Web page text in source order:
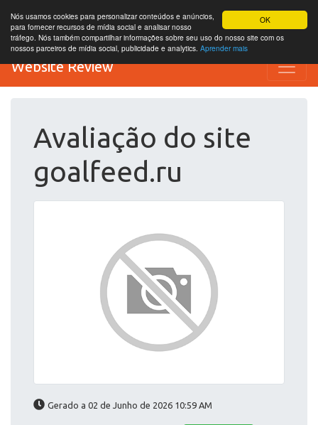
OK
Nós usamos cookies para personalizar conteúdos e anúncios,
para fornecer recursos de mídia social e analisar nosso
tráfego. Nós também compartilhar informações sobre seu uso do nosso site com os
nossos parceiros de mídia social, publicidade e analytics. Aprender mais
Website Review
Avaliação do site
goalfeed.ru
Gerado a 02 de Junho de 2026 10:59 AM